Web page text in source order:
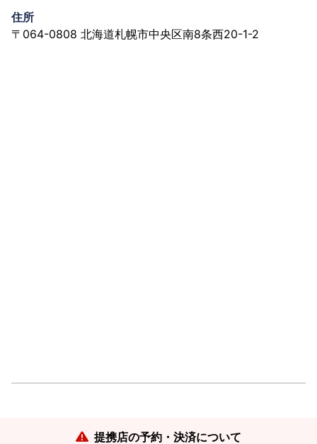
住所
〒064-0808 北海道札幌市中央区南8条西20-1-2
提携店の予約・決済について